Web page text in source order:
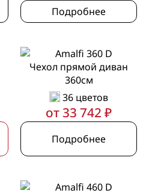
Подробнее
Чехол прямой диван
360см
36 цветов
от 33 742 ₽
Подробнее